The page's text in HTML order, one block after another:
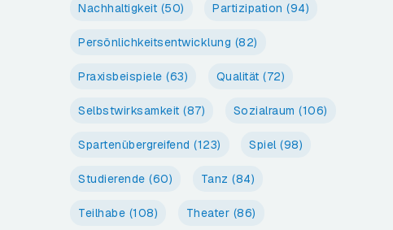
Nachhaltigkeit (50) Partizipation (94)
Persönlichkeitsentwicklung (82)
Praxisbeispiele (63) Qualität (72)
Selbstwirksamkeit (87) Sozialraum (106)
Spartenübergreifend (123) Spiel(98)
Studierende (60) Tanz (84)
Teilhabe (108) Theater (86)